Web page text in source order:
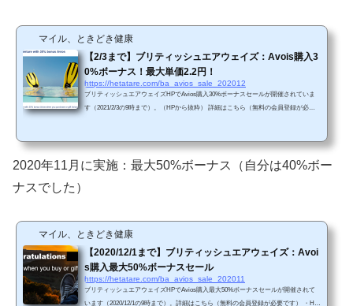
マイル、ときどき健康
【2/3まで】ブリティッシュエアウェイズ：Avois購入3
0%ボーナス！最大単価2.2円！
https://hetatare.com/ba_avios_sale_202012
ブリティッシュエアウェイズHPでAvios購入30%ボーナスセールが開催されていま
す（2021/2/3の9時まで）。（HPから抜粋） 詳細はこちら（無料の会員登録が必要
（BAのHPによると50%ボーナスでしたが。。。）、過去のセールと比較するとお得
ではありません。 ・2021年2月3日午前9時まで・200,000 Aviosまで購入可能（30%ボ
2020年11月に実施：最大50%ボーナス（自分は40%ボー
ナスでした）
マイル、ときどき健康
【2020/12/1まで】ブリティッシュエアウェイズ：Avoi
s購入最大50%ボーナスセール
https://hetatare.com/ba_avios_sale_202011
ブリティッシュエアウェイズHPでAvios購入最大50%ボーナスセールが開催されて
います（2020/12/1の9時まで）。詳細はこちら（無料の会員登録が必要です） ・HP